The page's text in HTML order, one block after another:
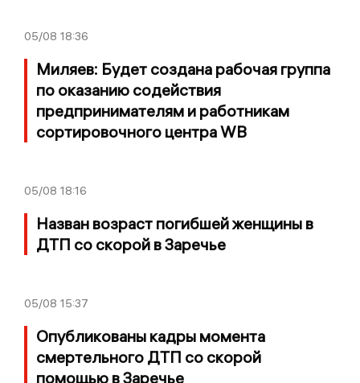
05/08 18:36
Миляев: Будет создана рабочая группа
по оказанию содействия
предпринимателям и работникам
сортировочного центра WB
05/08 18:16
Назван возраст погибшей женщины в
ДТП со скорой в Заречье
05/08 15:37
Опубликованы кадры момента
смертельного ДТП со скорой
помощью в Заречье